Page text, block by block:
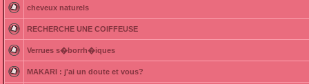
cheveux naturels
RECHERCHE UNE COIFFEUSE
Verrues s�borrh�iques
MAKARI : j'ai un doute et vous?